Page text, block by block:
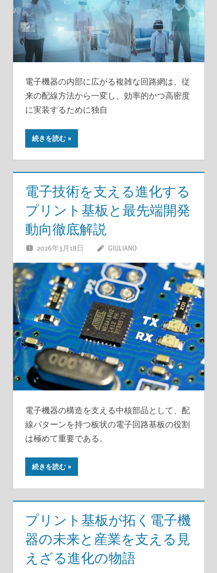
電子機器の内部に広がる複雑な回路網は、従
来の配線方法から一変し、効率的かつ高密度
に実装するために独自
続きを読む
電子技術を支える進化する
プリント基板と最先端開発
動向徹底解説
2026年3月18日 GIULIANO
電子機器の構造を支える中核部品として、配
線パターンを持つ板状の電子回路基板の役割
は極めて重要である。
続きを読む
プリント基板が拓く電子機
器の未来と産業を支える見
えざる進化の物語